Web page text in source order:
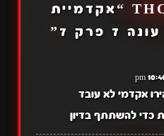
אקדמיית
פרק 7
”
כדי להשתתף בדיון